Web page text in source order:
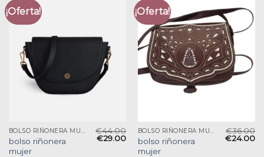
¡Oferta!
BOLSO RIÑONERA MUJER
bolso riñonera
mujer
€44.00
€29.00
¡Oferta!
BOLSO RIÑONERA MUJER
bolso riñonera
mujer
€36.00
€24.00